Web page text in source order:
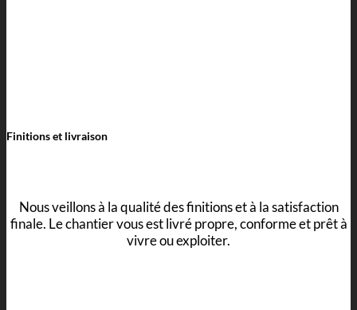
Finitions et livraison
Nous veillons à la qualité des finitions et à la satisfaction
finale. Le chantier vous est livré propre, conforme et prêt à
vivre ou exploiter.